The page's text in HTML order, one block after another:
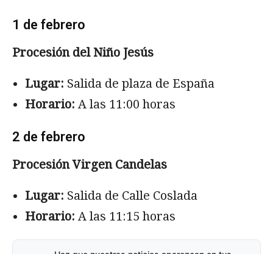
1 de febrero
Procesión del Niño Jesús
Lugar: Salida de plaza de España
Horario: A las 11:00 horas
2 de febrero
Procesión Virgen Candelas
Lugar: Salida de Calle Coslada
Horario: A las 11:15 horas